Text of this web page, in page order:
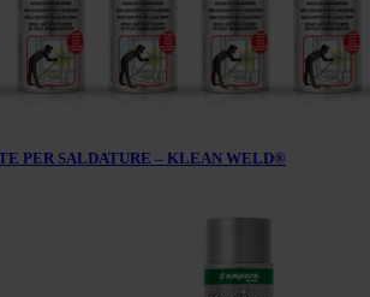
PER SALDATURE – KLEAN WELD®